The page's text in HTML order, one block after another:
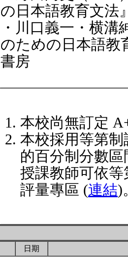
の日本語教育文法
・川口義一・横溝
のための日本語教
書房
本校尚無訂定
本校採用等第
的百分制分數
授課教師可依
評量專區 (連結)
日期